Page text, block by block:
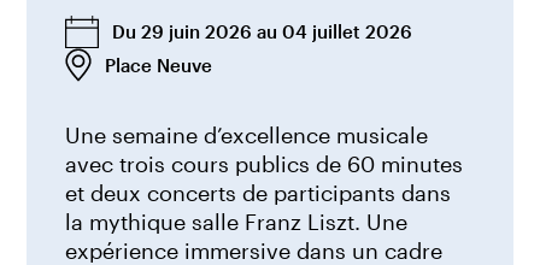
Du 29 juin 2026 au 04 juillet 2026
Place Neuve
Une semaine d’excellence musicale
avec trois cours publics de 60 minutes
et deux concerts de participants dans
la mythique salle Franz Liszt. Une
expérience immersive dans un cadre